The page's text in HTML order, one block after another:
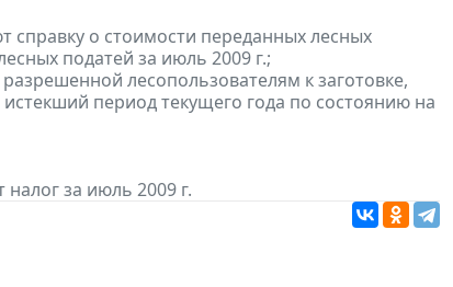
справку о стоимости переданных лесных
податей за июль 2009 г.;
лесопользователям к заготовке,
период текущего года по состоянию на
за июль 2009 г.